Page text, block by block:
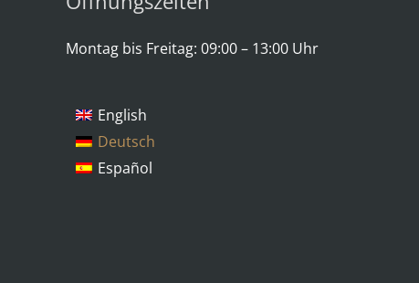
Montag bis Freitag: 09:00 – 13:00 Uhr
English
Deutsch
Español